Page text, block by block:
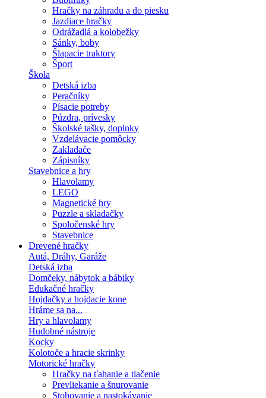
Hračky na záhradu a do piesku
Jazdiace hračky
Odrážadlá a kolobežky
Sánky, boby
Šlapacie traktory
Šport
Škola
Detská izba
Peračníky
Písacie potreby
Púzdra, prívesky
Školské tašky, doplnky
Vzdelávacie pomôcky
Zakladače
Zápisníky
Stavebnice a hry
Hlavolamy
LEGO
Magnetické hry
Puzzle a skladačky
Spoločenské hry
Stavebnice
Drevené hračky
Autá, Dráhy, Garáže
Detská izba
Domčeky, nábytok a bábiky
Edukačné hračky
Hojdačky a hojdacie kone
Hráme sa na...
Hry a hlavolamy
Hudobné nástroje
Kocky
Kolotoče a hracie skrinky
Motorické hračky
Hračky na ťahanie a tlačenie
Prevliekanie a šnurovanie
Stohovanie a nastokávanie